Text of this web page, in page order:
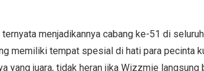
menjadikannya cabang ke-51 di
memiliki tempat spesial di hati para pecinta
yang juara, tidak heran jika Wizzmie